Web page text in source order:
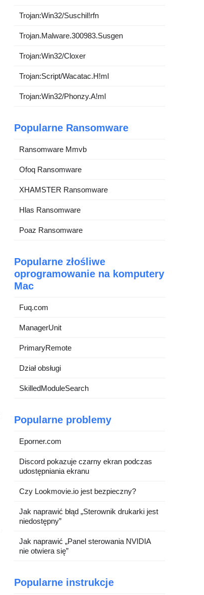
Trojan:Win32/Suschil!rfn
Trojan.Malware.300983.Susgen
Trojan:Win32/Cloxer
Trojan:Script/Wacatac.H!ml
Trojan:Win32/Phonzy.A!ml
Popularne Ransomware
Ransomware Mmvb
Ofoq Ransomware
XHAMSTER Ransomware
Hlas Ransomware
Poaz Ransomware
Popularne złośliwe
oprogramowanie na komputery
Mac
Fuq.com
ManagerUnit
PrimaryRemote
Dział obsługi
SkilledModuleSearch
Popularne problemy
Eporner.com
Discord pokazuje czarny ekran podczas
udostępniania ekranu
Czy Lookmovie.io jest bezpieczny?
Jak naprawić błąd „Sterownik drukarki jest
niedostępny”
Jak naprawić „Panel sterowania NVIDIA
nie otwiera się”
Popularne instrukcje